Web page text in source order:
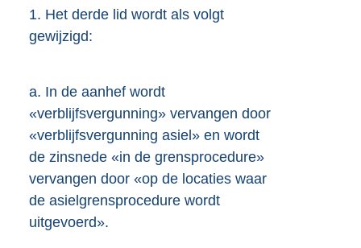
1. Het derde lid wordt als volgt
gewijzigd:
a. In de aanhef wordt
«verblijfsvergunning» vervangen door
«verblijfsvergunning asiel» en wordt
de zinsnede «in de grensprocedure»
vervangen door «op de locaties waar
de asielgrensprocedure wordt
uitgevoerd».